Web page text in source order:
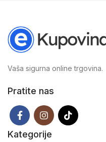
Vaša sigurna online trgovina.
Pratite nas
Kategorije